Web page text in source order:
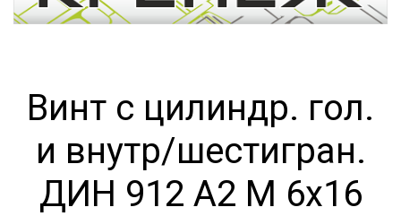
Винт с цилиндр. гол.
и внутр/шестигран.
ДИН 912 А2 М 6х16